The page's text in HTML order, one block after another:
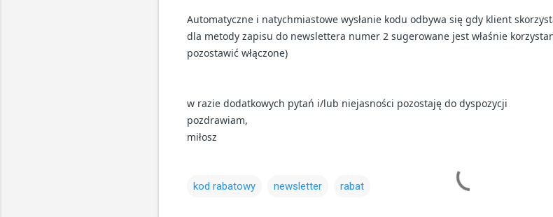
Automatyczne i natychmiastowe wysłanie kodu odbywa się gdy klient
dla metody zapisu do newslettera numer 2 sugerowane jest właśnie
pozostawić włączone)
w razie dodatkowych pytań i/lub niejasności pozostaję do dyspozycji
pozdrawiam,
miłosz
kod rabatowy newsletter rabat